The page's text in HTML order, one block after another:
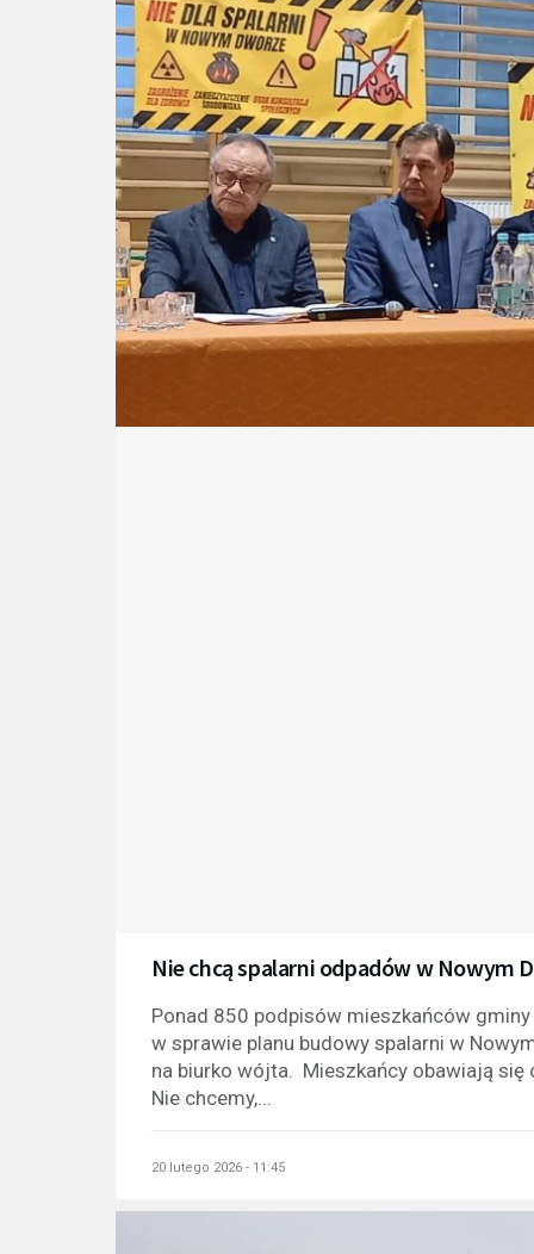
Nie chcą spalarni odpadów w Nowym
Ponad 850 podpisów mieszkańców
w sprawie planu budowy spalarni w
na biurko wójta. Mieszkańcy obawiają
Nie chcemy,...
20 lutego 2026 - 11:45